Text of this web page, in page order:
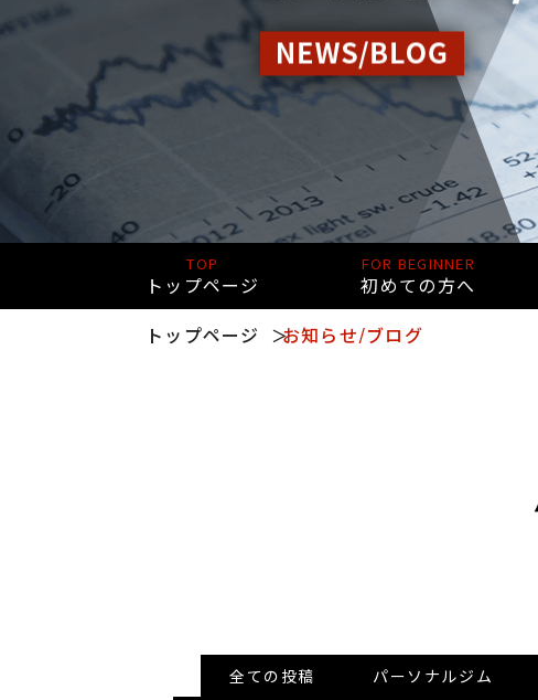
TOP
トップページ
FOR BEGINNER
初めての方へ
トップページ
お知らせ/ブログ
全ての投稿 パーソナルジム